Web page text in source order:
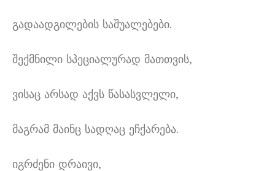
გადაადგილების საშუალებები.
შექმნილი სპეციალურად მათთვის,
ვისაც არსად აქვს წასასვლელი,
მაგრამ მაინც სადღაც ეჩქარება.
იგრძენი დრაივი,